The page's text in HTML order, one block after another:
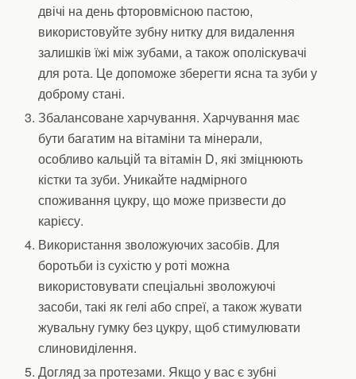
двічі на день фторовмісною пастою,
використовуйте зубну нитку для видалення
залишків їжі між зубами, а також ополіскувачі
для рота. Це допоможе зберегти ясна та зуби у
доброму стані.
Збалансоване харчування. Харчування має
бути багатим на вітаміни та мінерали,
особливо кальцій та вітамін D, які зміцнюють
кістки та зуби. Уникайте надмірного
споживання цукру, що може призвести до
карієсу.
Використання зволожуючих засобів. Для
боротьби із сухістю у роті можна
використовувати спеціальні зволожуючі
засоби, такі як гелі або спреї, а також жувати
жувальну гумку без цукру, щоб стимулювати
слиновиділення.
Догляд за протезами. Якщо у вас є зубні